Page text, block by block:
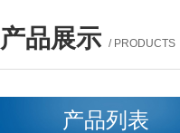
产品展示 / PRODUCTS
产品列表